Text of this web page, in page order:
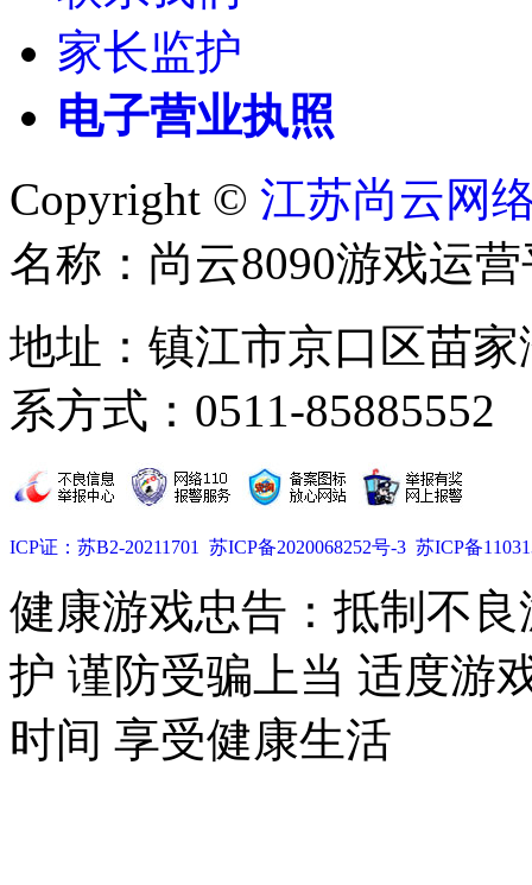
家长监护
电子营业执照
Copyright © 江苏尚云网
名称：尚云8090游戏运
地址：镇江市京口区苗
系方式：0511-85885552
ICP证：苏B2-20211701 苏ICP备2020068252号-3 苏ICP备
健康游戏忠告：抵制不
护 谨防受骗上当 适度游
时间 享受健康生活